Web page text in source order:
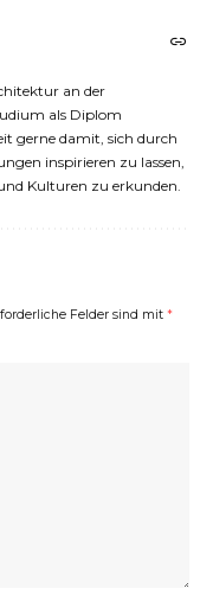
an der
als Diplom
gerne damit, sich durch
inspirieren zu lassen,
Kulturen zu erkunden.
Felder sind mit *